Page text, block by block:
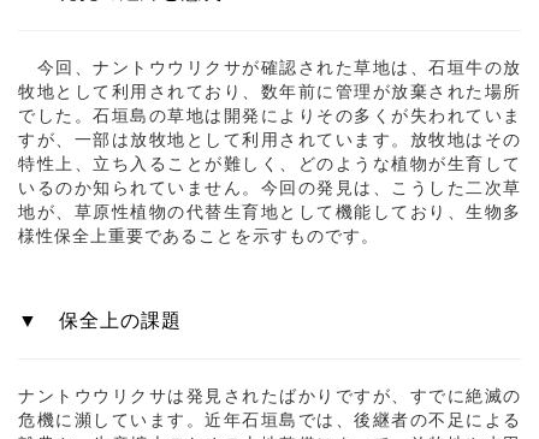
今回、ナントウウリクサが確認された草地は、石垣牛の放
牧地として利用されており、数年前に管理が放棄された場所
でした。石垣島の草地は開発によりその多くが失われていま
すが、一部は放牧地として利用されています。放牧地はその
特性上、立ち入ることが難しく、どのような植物が生育して
いるのか知られていません。今回の発見は、こうした二次草
地が、草原性植物の代替生育地として機能しており、生物多
様性保全上重要であることを示すものです。
▼ 保全上の課題
ナントウウリクサは発見されたばかりですが、すでに絶滅の
危機に瀕しています。近年石垣島では、後継者の不足による